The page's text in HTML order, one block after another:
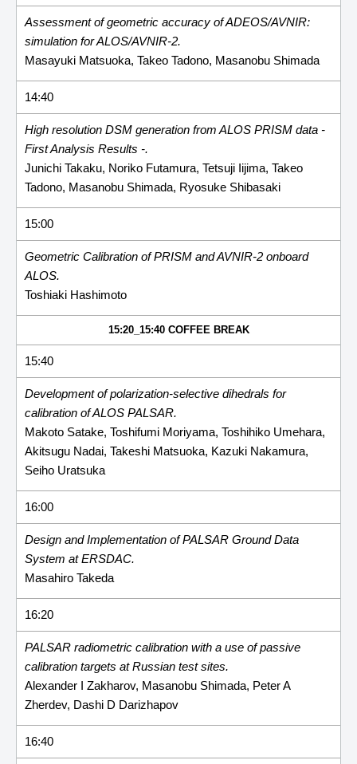
Assessment of geometric accuracy of ADEOS/AVNIR:
simulation for ALOS/AVNIR-2.
Masayuki Matsuoka, Takeo Tadono, Masanobu Shimada
14:40
High resolution DSM generation from ALOS PRISM data -
First Analysis Results -.
Junichi Takaku, Noriko Futamura, Tetsuji Iijima, Takeo
Tadono, Masanobu Shimada, Ryosuke Shibasaki
15:00
Geometric Calibration of PRISM and AVNIR-2 onboard
ALOS.
Toshiaki Hashimoto
15:20_15:40 COFFEE BREAK
15:40
Development of polarization-selective dihedrals for
calibration of ALOS PALSAR.
Makoto Satake, Toshifumi Moriyama, Toshihiko Umehara,
Akitsugu Nadai, Takeshi Matsuoka, Kazuki Nakamura,
Seiho Uratsuka
16:00
Design and Implementation of PALSAR Ground Data
System at ERSDAC.
Masahiro Takeda
16:20
PALSAR radiometric calibration with a use of passive
calibration targets at Russian test sites.
Alexander I Zakharov, Masanobu Shimada, Peter A
Zherdev, Dashi D Darizhapov
16:40